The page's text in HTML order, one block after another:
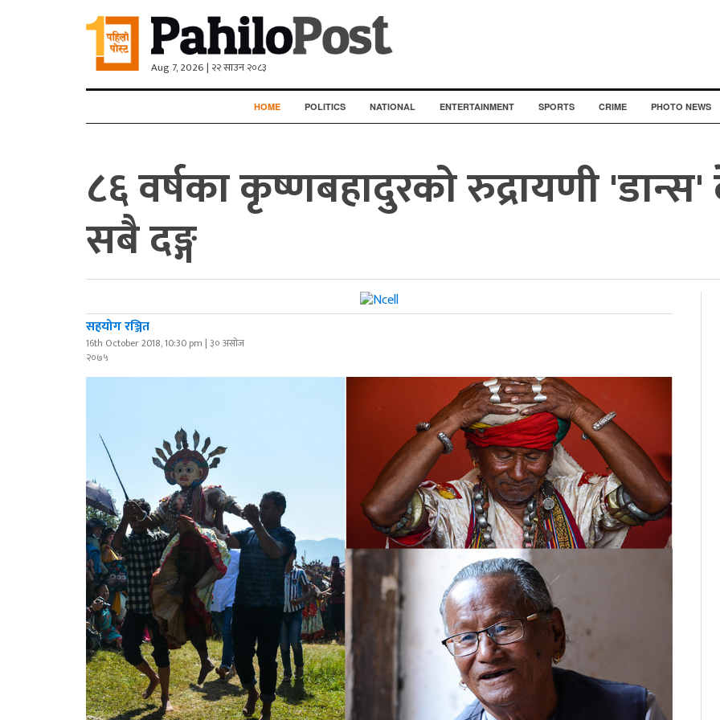
Aug 7, 2026 | २२ साउन २०८३
HOME POLITICS NATIONAL ENTERTAINMENT SPORTS CRIME PHOTO NEWS
८६ वर्षका कृष्णबहादुरको रुद्रायणी
सबै दङ्ग
सहयोग रञ्जित
16th October 2018, 10:30 pm | ३० असोज
२०७५